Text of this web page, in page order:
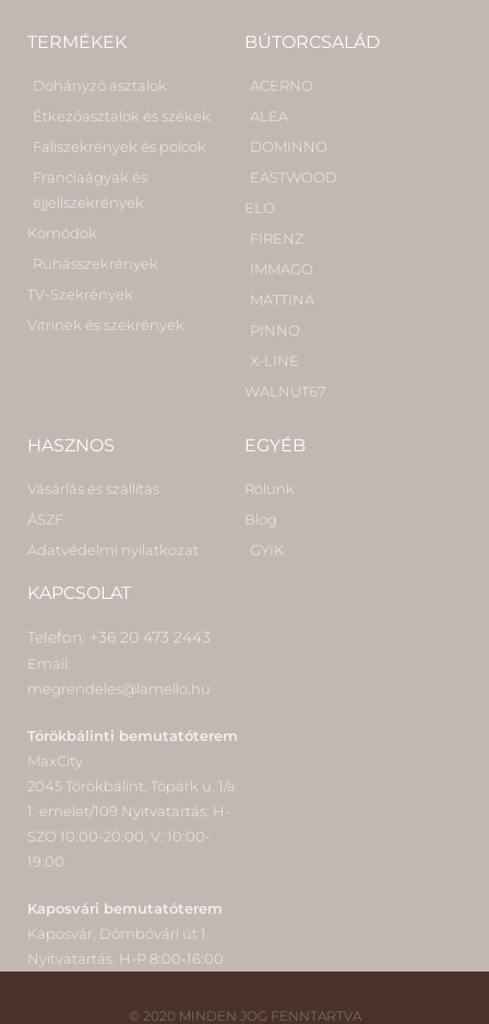
TERMÉKEK
Dohányzó asztalok
Étkezőasztalok és székek
Faliszekrények és polcok
Franciaágyak és
éjjeliszekrények
Komódok
Ruhásszekrények
TV-Szekrények
Vitrinek és szekrények
BÚTORCSALÁD
ACERNO
ALEA
DOMINNO
EASTWOOD
ELO
FIRENZ
IMMAGO
MATTINA
PINNO
X-LINE
WALNUT67
HASZNOS
Vásárlás és szállítás
ÁSZF
Adatvédelmi nyilatkozat
KAPCSOLAT
Telefon: +36 20 473 2443
Email:
megrendeles@lamello.hu
Törökbálinti bemutatóterem
MaxCity
2045 Törökbálint, Tópark u. 1/a.
1. emelet/109 Nyitvatartás: H-
SZO 10:00-20:00, V: 10:00-
19:00
Kaposvári bemutatóterem
Kaposvár, Dómbóvári út 1.
Nyitvatartás: H-P 8:00-16:00
EGYÉB
Rólunk
Blog
GYIK
© 2020 MINDEN JOG FENNTARTVA